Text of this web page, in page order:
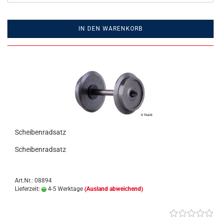
IN DEN WARENKORB
Scheibenradsatz
Scheibenradsatz
Art.Nr.: 08894
Lieferzeit:
4-5 Werktage (Ausland abweichend)